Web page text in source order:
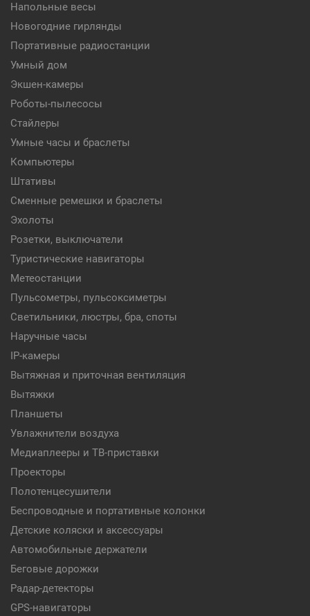
Напольные весы
Новогодние гирлянды
Портативные радиостанции
Умный дом
Экшен-камеры
Роботы-пылесосы
Стайлеры
Умные часы и браслеты
Компьютеры
Штативы
Сменные ремешки и браслеты
Эхолоты
Розетки, выключатели
Туристические навигаторы
Метеостанции
Пульсометры, пульсоксиметры
Светильники, люстры, бра, споты
Наручные часы
IP-камеры
Вытяжная и приточная вентиляция
Вытяжки
Планшеты
Увлажнители воздуха
Медиаплееры и ТВ-приставки
Проекторы
Полотенцесушители
Беспроводные и портативные колонки
Детские коляски и аксессуары
Автомобильные держатели
Беговые дорожки
Радар-детекторы
GPS-навигаторы